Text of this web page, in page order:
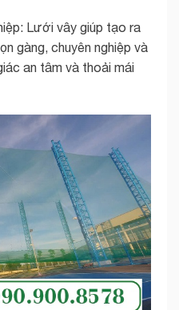
Lưới vây giúp tạo ra
gàng, chuyên nghiệp và
an tâm và thoải mái